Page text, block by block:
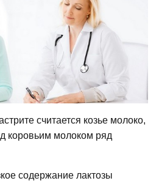
считается козье молоко,
коровьим молоком ряд
содержание лактозы